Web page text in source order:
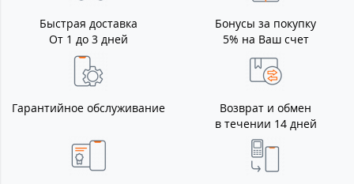
Быстрая доставка
От 1 до 3 дней
Бонусы за покупку
5% на Ваш счет
Гарантийное обслуживание
Возврат и обмен
в течении 14 дней